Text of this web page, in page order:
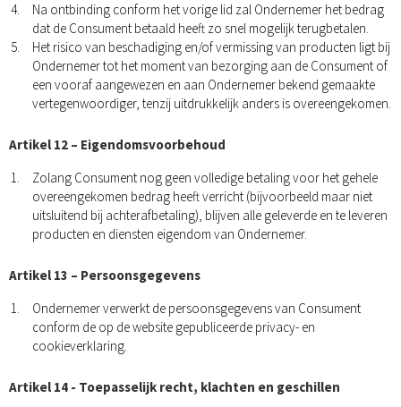
Na ontbinding conform het vorige lid zal Ondernemer het bedrag
dat de Consument betaald heeft zo snel mogelijk terugbetalen.
Het risico van beschadiging en/of vermissing van producten ligt bij
Ondernemer tot het moment van bezorging aan de Consument of
een vooraf aangewezen en aan Ondernemer bekend gemaakte
vertegenwoordiger, tenzij uitdrukkelijk anders is overeengekomen.
Artikel 12 – Eigendomsvoorbehoud
Zolang Consument nog geen volledige betaling voor het gehele
overeengekomen bedrag heeft verricht (bijvoorbeeld maar niet
uitsluitend bij achterafbetaling), blijven alle geleverde en te leveren
producten en diensten eigendom van Ondernemer.
Artikel 13 – Persoonsgegevens
Ondernemer verwerkt de persoonsgegevens van Consument
conform de op de website gepubliceerde privacy- en
cookieverklaring.
Artikel 14 - Toepasselijk recht, klachten en geschillen